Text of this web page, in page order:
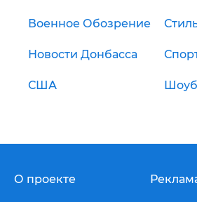
Военное Обозрение
Новости Донбасса
США
О проекте